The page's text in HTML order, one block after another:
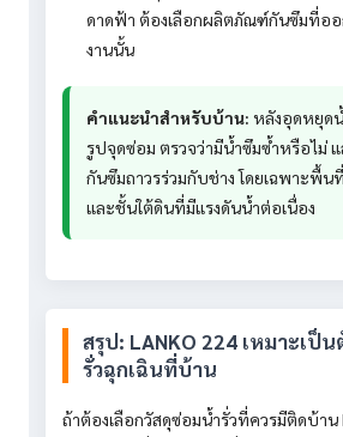
ดาดฟ้า ต้องเลือกผลิตภัณฑ์กันซึมที่อ
งานนั้น
คำแนะนำสำหรับบ้าน: หลังอุดหยุดน้
รูปจุดซ่อม ตรวจว่ามีน้ำซึมซ้ำหรือไม่
กันซึมถาวรร่วมกับช่าง โดยเฉพาะพื้น
และชั้นใต้ดินที่มีแรงดันน้ำต่อเนื่อง
สรุป: LANKO 224 เหมาะเป็
รั่วฉุกเฉินที่บ้าน
ถ้าต้องเลือกวัสดุซ่อมน้ำรั่วที่ควรมีติดบ้าน